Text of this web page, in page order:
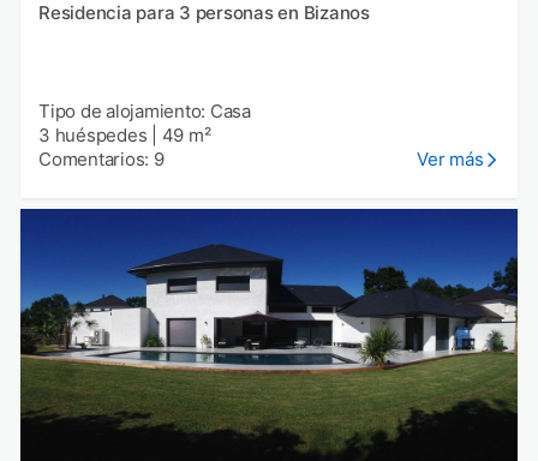
Residencia para 3 personas en Bizanos
Tipo de alojamiento: Casa
3 huéspedes
49 m²
Comentarios: 9
Ver más